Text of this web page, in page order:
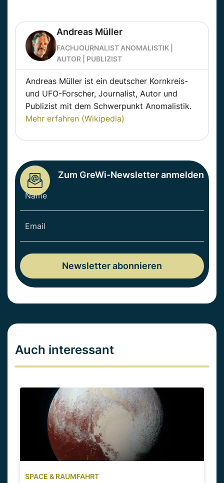
Andreas Müller
FACHJOURNALIST ANOMALISTIK |
AUTOR | PUBLIZIST
Andreas Müller ist ein deutscher Kornkreis-
und UFO-Forscher, Journalist, Autor und
Publizist mit dem Schwerpunkt Anomalistik.
Mehr erfahren (Wikipedia)
Zum GreWi-Newsletter anmelden
Auch interessant
SPACE & RAUMFAHRT